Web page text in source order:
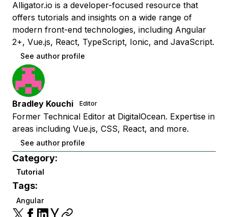
Alligator.io is a developer-focused resource that
offers tutorials and insights on a wide range of
modern front-end technologies, including Angular
2+, Vue.js, React, TypeScript, Ionic, and JavaScript.
See author profile
Bradley Kouchi Editor
Former Technical Editor at DigitalOcean. Expertise in
areas including Vue.js, CSS, React, and more.
See author profile
Category:
Tutorial
Tags:
Angular